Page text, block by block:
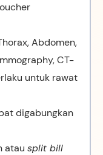
Abdomen,
CT-
untuk rawat
digabungkan
atau split bill